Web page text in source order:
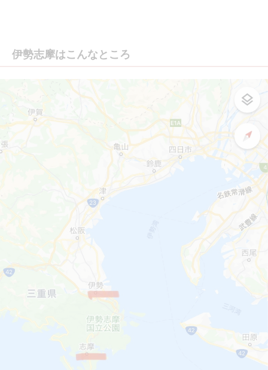
伊勢志摩はこんなところ